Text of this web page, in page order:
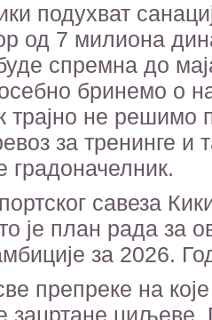
подухват
од 7 милиона
спремна до
бринемо о
трајно не
за тренинге
градоначелник.
савеза
је план рада за
за 2026.
препреке на
зацртане